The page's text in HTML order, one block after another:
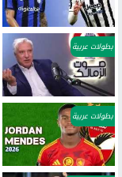
بطولات عربية
بطولات عربية